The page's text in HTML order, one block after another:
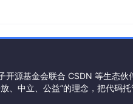
/bin/check-ssl-days.sh ）
免费证书
开源基金会联合 CSDN 等生态
、中立、公益”的理念，把代码